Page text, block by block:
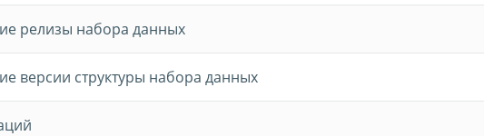
релизы набора данных
версии структуры набора данных